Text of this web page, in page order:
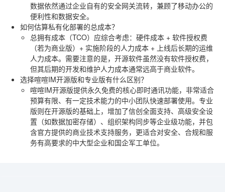
数据依然通过企业自有的安全网关流转，兼顾了移动办公的
便利性和数据安全。
如何估算私有化部署的总成本？
总拥有成本（TCO）应综合考虑：硬件成本 + 软件授权费
（若为商业版）+ 实施阶段的人力成本 + 上线后长期的运维
人力成本。需要注意的是，开源软件虽然没有软件授权费，
但其后期的开发和维护人力成本通常远高于商业软件。
选择喧喧IM开源版和专业版有什么区别？
喧喧IM开源版提供永久免费的核心即时通讯功能，非常适合
预算有限、有一定技术能力的中小团队快速部署使用。专业
版则在开源版的基础上，增加了信创全面支持、高级安全设
置（如数据加密存储）、组织架构同步等企业级功能，并包
含官方提供的商业技术支持服务，更适合对安全、合规和服
务有高要求的中大型企业和国企军工单位。